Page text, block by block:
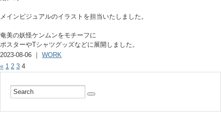
メインビジュアルのイラストを担当いたしました。
奄美の妖怪ケンムンをモチーフに
ポスターやTシャツグッズなどに展開しました。
2023-08-06 ｜ WORK
« 1 2 3 4